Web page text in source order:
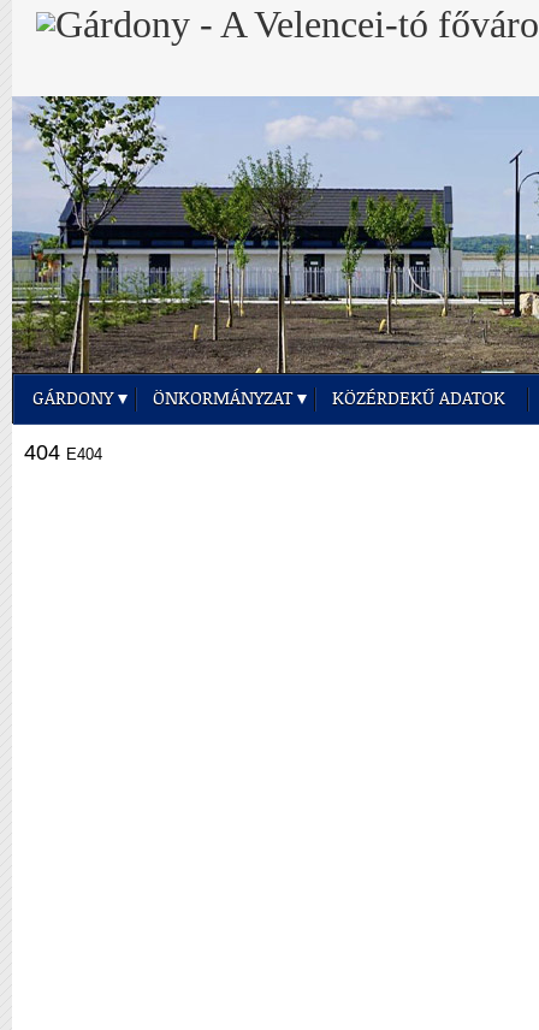
GÁRDONY ÖNKORMÁNYZAT KÖZÉRDEKŰ ADATOK
404 E404